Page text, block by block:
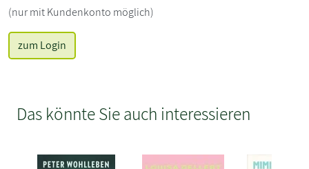
(nur mit Kundenkonto möglich)
zum Login
Das könnte Sie auch interessieren